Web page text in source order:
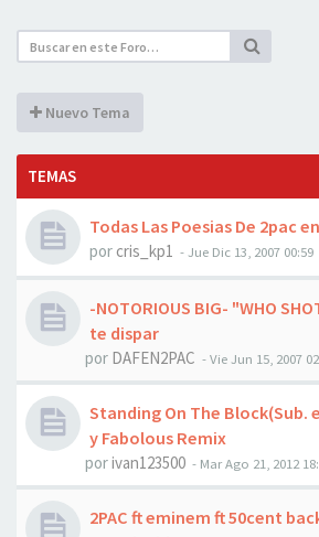
Nuevo Tema
TEMAS
Todas Las Poesias De 2pac
por cris_kp1 -Jue Dic 13, 2007 00:59
-NOTORIOUS BIG- "WHO
te dispar
por DAFEN2PAC -Vie Jun 15, 2007
Standing On The Block(Sub.
y Fabolous Remix
porivan123500 - Mar Ago 21, 2012
2PAC ft eminem ft 50cent